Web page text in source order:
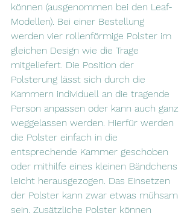
können (ausgenommen bei den Leaf-
Modellen). Bei einer Bestellung
werden vier rollenförmige Polster im
gleichen Design wie die Trage
mitgeliefert. Die Position der
Polsterung lässt sich durch die
Kammern individuell an die tragende
Person anpassen oder kann auch ganz
weggelassen werden. Hierfür werden
die Polster einfach in die
entsprechende Kammer geschoben
oder mithilfe eines kleinen Bändchens
leicht herausgezogen. Das Einsetzen
der Polster kann zwar etwas mühsam
sein. Zusätzliche Polster können